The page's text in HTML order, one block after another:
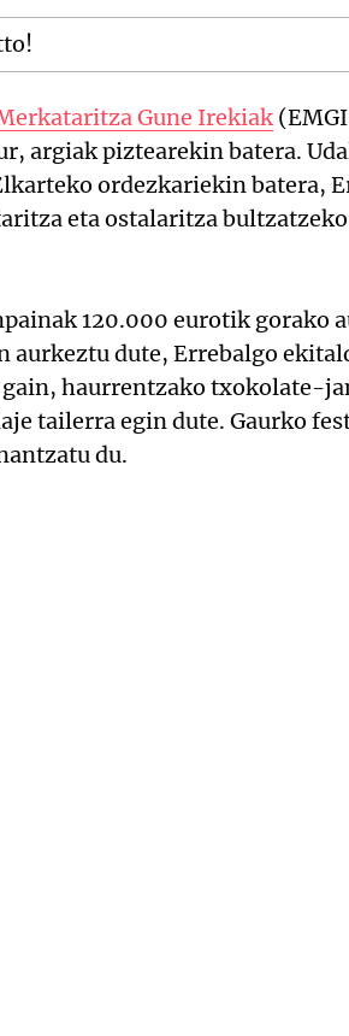
Gune Irekiak
argiak piztearekin batera.
ordezkariekin batera,
eta ostalaritza
120.000 eurotik gorako
aurkeztu dute, Errebalgo
haurrentzako txokolate-
tailerra egin dute. Gaurko
du.